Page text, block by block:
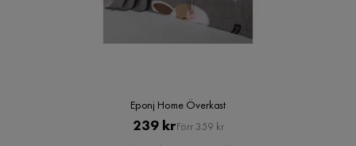
Eponj Home Överkast
Pris
239 krOriginal
Förr 359 kr